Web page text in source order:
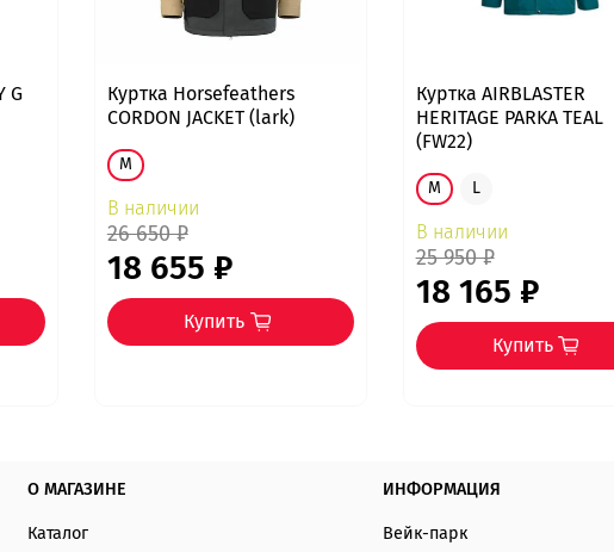
G
Куртка Horsefeathers
CORDON JACKET (lark)
M
В наличии
26 650 ₽
18 655 ₽
Купить
Куртка AIRBLASTER
HERITAGE PARKA TEAL
(FW22)
M L
В наличии
25 950 ₽
18 165 ₽
Купить
О МАГАЗИНЕ
Каталог
ИНФОРМАЦИЯ
Вейк-парк